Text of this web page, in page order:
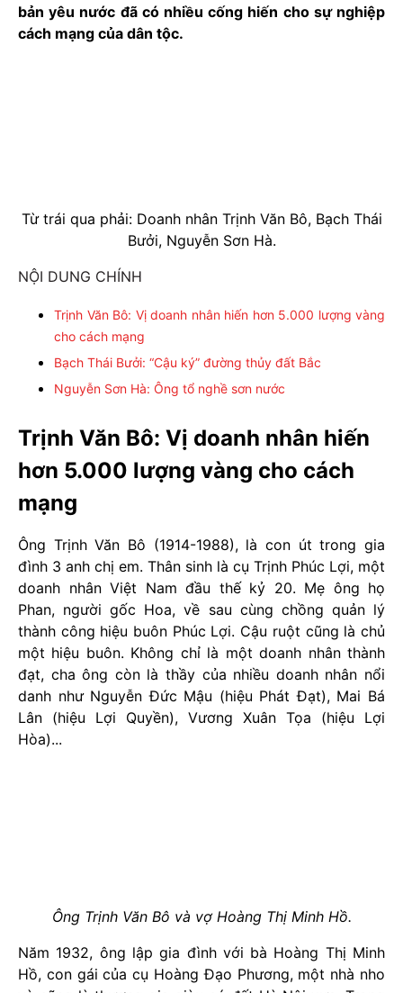
bản yêu nước đã có nhiều cống hiến cho sự nghiệp
cách mạng của dân tộc.
Từ trái qua phải: Doanh nhân Trịnh Văn Bô, Bạch Thái
Bưởi, Nguyễn Sơn Hà.
NỘI DUNG CHÍNH
Trịnh Văn Bô: Vị doanh nhân hiến hơn 5.000 lượng vàng
cho cách mạng
Bạch Thái Bưởi: “Cậu ký” đường thủy đất Bắc
Nguyễn Sơn Hà: Ông tổ nghề sơn nước
Trịnh Văn Bô: Vị doanh nhân hiến
hơn 5.000 lượng vàng cho cách
mạng
Ông Trịnh Văn Bô (1914-1988), là con út trong gia
đình 3 anh chị em. Thân sinh là cụ Trịnh Phúc Lợi, một
doanh nhân Việt Nam đầu thế kỷ 20. Mẹ ông họ
Phan, người gốc Hoa, về sau cùng chồng quản lý
thành công hiệu buôn Phúc Lợi. Cậu ruột cũng là chủ
một hiệu buôn. Không chỉ là một doanh nhân thành
đạt, cha ông còn là thầy của nhiều doanh nhân nổi
danh như Nguyễn Đức Mậu (hiệu Phát Đạt), Mai Bá
Lân (hiệu Lợi Quyền), Vương Xuân Tọa (hiệu Lợi
Hòa)...
Ông Trịnh Văn Bô và vợ Hoàng Thị Minh Hồ.
Năm 1932, ông lập gia đình với bà Hoàng Thị Minh
Hồ, con gái của cụ Hoàng Đạo Phương, một nhà nho